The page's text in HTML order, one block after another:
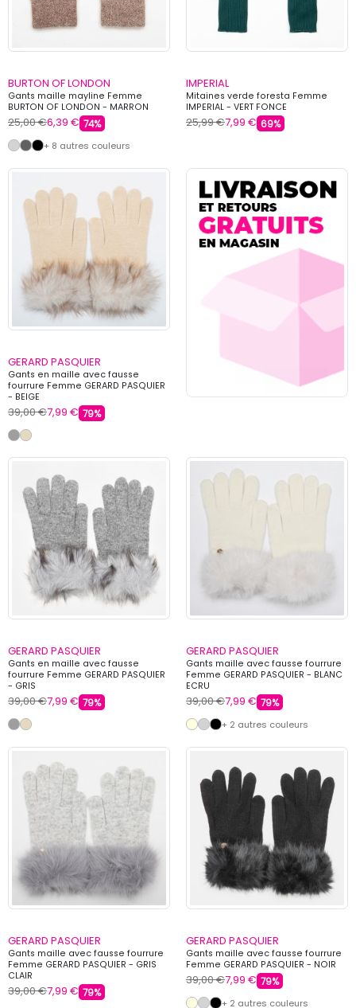
BURTON OF LONDON
Gants maille mayline Femme
BURTON OF LONDON - MARRON
25,00 €6,39 € 74%
+ 8 autres couleurs
IMPERIAL
Mitaines verde foresta Femme
IMPERIAL - VERT FONCE
25,99 €7,99 € 69%
GERARD PASQUIER
Gants en maille avec fausse
fourrure Femme GERARD PASQUIER
- BEIGE
39,00 €7,99 € 79%
GERARD PASQUIER
Gants en maille avec fausse
fourrure Femme GERARD PASQUIER
- GRIS
39,00 €7,99 € 79%
GERARD PASQUIER
Gants maille avec fausse fourrure
Femme GERARD PASQUIER - BLANC
ECRU
39,00 €7,99 € 79%
+ 2 autres couleurs
GERARD PASQUIER
Gants maille avec fausse fourrure
Femme GERARD PASQUIER - GRIS
CLAIR
39,00 €7,99 € 79%
GERARD PASQUIER
Gants maille avec fausse fourrure
Femme GERARD PASQUIER - NOIR
39,00 €7,99 € 79%
+ 2 autres couleurs